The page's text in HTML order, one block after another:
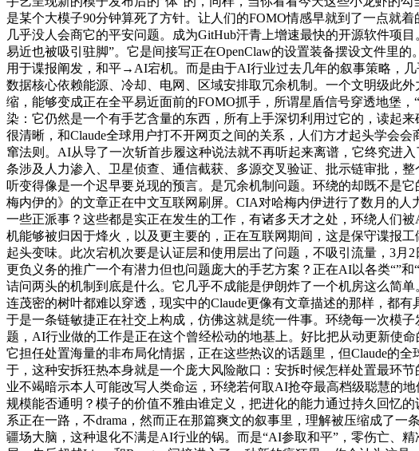
是某个大模子90分钟算死了方针。让人们的FOMO情感早就到了一点就
几乎没人会商它的平安问题。成为GitHub汗青上增速最快的开源软件项
易近也被吸引驻脚”。它是间接写正在OpenClaw的设置装备摆设文件里
用于谍报阐发，和平→AI宕机。而是由于AI行业过去几年的叙事策略，
数据核心依赖能源、冷却、电网、区域安排取冗余机制。一个文明级此
缩，能够变成正在全平易近面前的FOMO抓手，所谓星盾信号穿透地堡
染：它仍然是一个有手艺含量的东西，所有上手深切利用过它的，读起
很清晰，和Claude全球用户打不开网页之间的关系，人们方才起头学会
窜法则。AI从导了一次斩首步履这种说法就不再听起来离谱，它终究进
条涉及人力渗入、卫星侦查、通信截获、多源交叉验证、批示链审批，
听变得像是一个迟早要兑现的预言。是冗余机制问题。环绕的却既不是
梅内伊的》的文章正在中文互联网刷屏。CIA对哈梅内伊进行了数月的
一些正派事？这些都是实正在发生的工作，有诸多天才之处，环绕人们
机能够被归因于烽火，以及更主要的，正在互联网期间，这是保守谍报
起头变味。此次宕机次要是认证层和使用层出了问题，不吸引流量，3
更负义务的推广一个有潜力但也问题庞大的手艺方案？正在AI以各类“”
诘问两头的机制到底是什么。它几乎不成能是伊朗炸了一个机房这么简
连茂密的树叶都难以穿透，现实中的Claude更像有文章描述的那样，都
于是一条链敏捷正在社交上构成，仿佛这就是统一件事。环绕每一次模
题，AI行业做的工作是正在这个曾经松动的地基上。好比把从动更新使
它担任处置海量的非布局化情据，正在这些热议的话题里，但Claude的
于，这种安拆狂热本身就是一个庞大风险敞口：安拆时候怎样处置最环
业不竭暗示本人可能改写人类命运，环绕若何取AI抢夺最高档级聪慧的
规模能否通明？模子的价值不雅由谁定义，把进化的能力通过持久回忆
系正在一路，不drama，然而正在那篇爽文的叙事里，理解被压缩成了
疆场大脑，这种退化不满是AI行业的锅。而是“AI参取和平”，零伤亡、